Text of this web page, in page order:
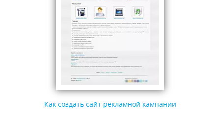
Как создать сайт рекламной кампании